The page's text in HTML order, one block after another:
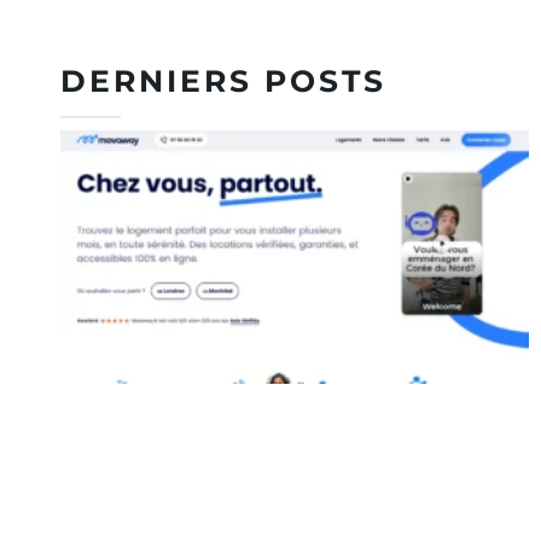
DERNIERS POSTS